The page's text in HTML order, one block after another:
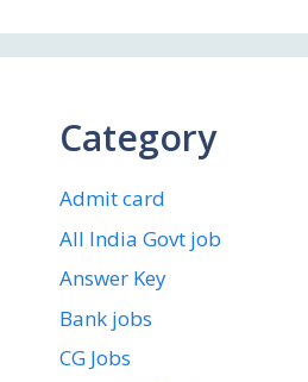
Category
Admit card
All India Govt job
Answer Key
Bank jobs
CG Jobs